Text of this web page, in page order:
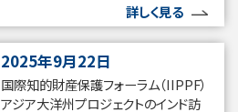
詳しく見る
2025年9月22日
国際知的財産保護フォーラム（IIPPF）
アジア大洋州プロジェクトのインド訪